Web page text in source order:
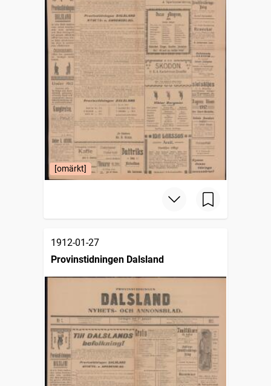
[omärkt]
1912-01-27
Provinstidningen Dalsland